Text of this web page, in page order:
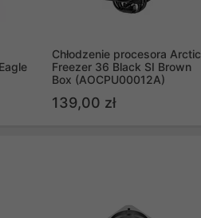
Chłodzenie procesora Arctic
Freezer 36 Black SI Brown
Box (AOCPU00012A)
139,00 zł